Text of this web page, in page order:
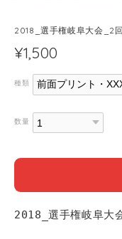
2018_選手権岐阜大会_2
¥1,500
種類
数量
2018_選手権岐阜大